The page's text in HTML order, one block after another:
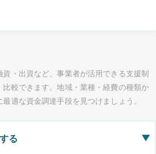
・出資など、事業者が活用できる支援制
比較できます。地域・業種・経費の種類か
適な資金調達手段を見つけましょう。
る ▶